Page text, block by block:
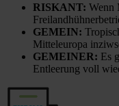
RISKANT: Wenn
GEMEIN:
Mitteleuropa
GEMEINER: Es
Entleerung voll